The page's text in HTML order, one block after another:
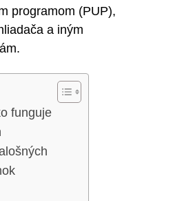
programom (PUP),
a iným
funguje